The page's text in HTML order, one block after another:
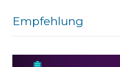
Empfehlung